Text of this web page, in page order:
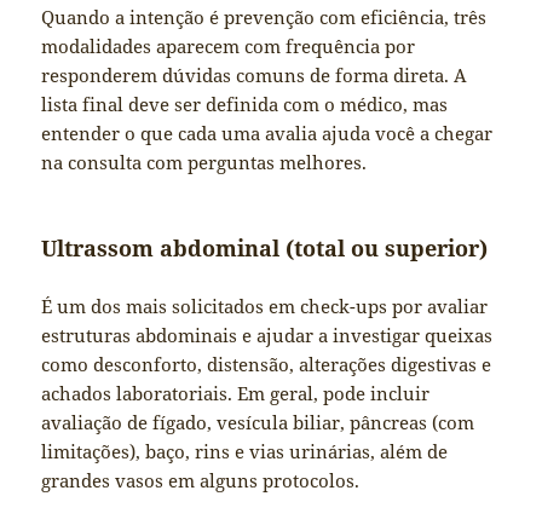
Quando a intenção é prevenção com eficiência, três
modalidades aparecem com frequência por
responderem dúvidas comuns de forma direta. A
lista final deve ser definida com o médico, mas
entender o que cada uma avalia ajuda você a chegar
na consulta com perguntas melhores.
Ultrassom abdominal (total ou superior)
É um dos mais solicitados em check-ups por avaliar
estruturas abdominais e ajudar a investigar queixas
como desconforto, distensão, alterações digestivas e
achados laboratoriais. Em geral, pode incluir
avaliação de fígado, vesícula biliar, pâncreas (com
limitações), baço, rins e vias urinárias, além de
grandes vasos em alguns protocolos.